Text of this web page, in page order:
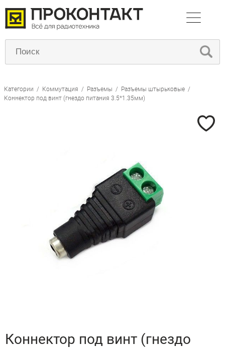
Категории / Коммутация / Разъемы / Разъемы штырьковые /
Коннектор под винт (гнездо питания 3.5*1.35мм)
Коннектор под винт (гнездо